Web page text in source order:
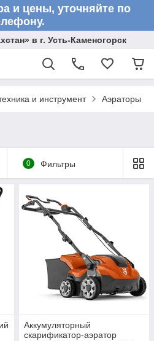
и цены, уточняйте по
в г. Усть-Каменогорск
и инструмент Аэраторы
0 Фильтры
Аккумуляторный
скарификатор-аэратор